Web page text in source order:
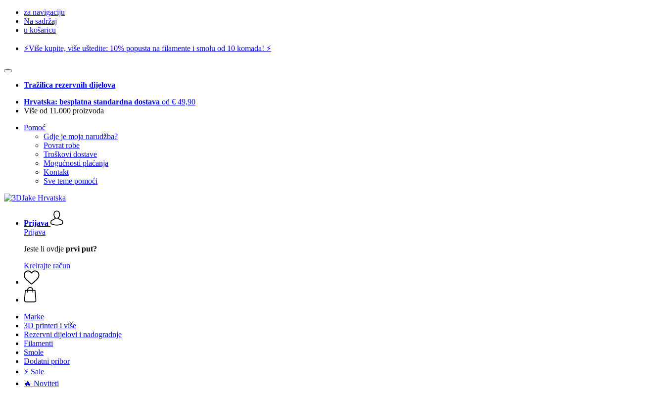
za navigaciju
Na sadržaj
u košaricu
⚡️Više kupite, više uštedite: 10% popusta na filamente i smolu od 10 komada! ⚡️
Tražilica rezervnih dijelova
Hrvatska: besplatna standardna dostava od € 49,90
Više od 11.000 proizvoda
Pomoć
Gdje je moja narudžba?
Povrat robe
Troškovi dostave
Mogućnosti plaćanja
Kontakt
Sve teme pomoći
Prijava
Prijava
Jeste li ovdje prvi put?
Kreirajte račun
Marke
3D printeri i više
Rezervni dijelovi i nadogradnje
Filamenti
Smole
Dodatni pribor
⚡ Sale
🔥 Noviteti